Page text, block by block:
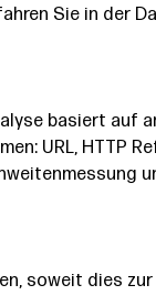
Sie in der
basiert auf
URL, HTTP
soweit dies zur